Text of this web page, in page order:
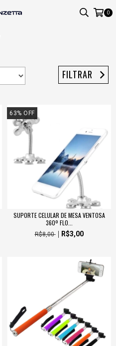
0
FILTRAR
63% OFF
SUPORTE CELULAR DE MESA VENTOSA
360º FLO...
R$8,00 R$3,00